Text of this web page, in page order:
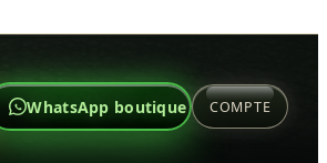
WhatsApp boutique COMPTE